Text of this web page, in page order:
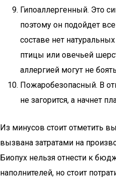
Гипоаллергенный. Это
поэтому он подойдет
составе нет
птицы или овечьей
аллергией могут не
Пожаробезопасный. В
не загорится, а начнет
Из минусов стоит отметить
вызвана затратами на
Биопух нельзя отнести к
наполнителей, но стоит